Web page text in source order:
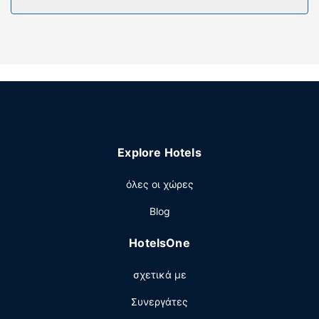
επιπλέον παροχές σε αυτό το ξενοδοχείο
concierge και τηλεόραση σε κοινόχρηστο χώρο. Οι
επισκέπτες μπορούν να τριγυρίσουν με το δωρεάν
λεωφορειάκι που καλύπτει αποστάσεις 0.5 μίλια.
το οποίο εξυπηρετεί τους επισκέπτες σε αυτό το
κατάλυμα (Holiday Inn Express & Suites Charleston Arpt-
Conv Ctr Area). Περιλαμβάνεται δωρεάν πρωινό (σε
Explore Hotels
όλες οι χώρες
Blog
HotelsOne
σχετικά με
Συνεργάτες